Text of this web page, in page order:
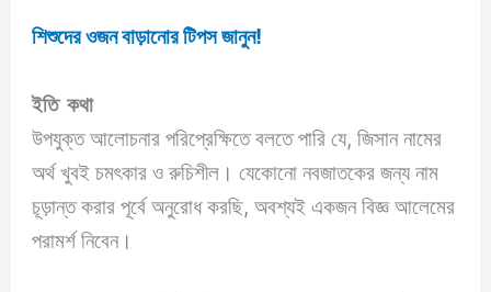
শিশুদের ওজন বাড়ানোর টিপস জানুন!
ইতি কথা
উপযুক্ত আলোচনার পরিপ্রেক্ষিতে বলতে পারি যে, জিসান নামের
অর্থ খুবই চমৎকার ও রুচিশীল। যেকোনো নবজাতকের জন্য নাম
চূড়ান্ত করার পূর্বে অনুরোধ করছি, অবশ্যই একজন বিজ্ঞ আলেমের
পরামর্শ নিবেন।